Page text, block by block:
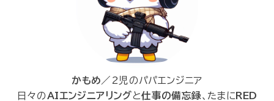
かもめ ／2児のパパエンジニア
日々のAIエンジニアリングと仕事の備忘録、たまに RED